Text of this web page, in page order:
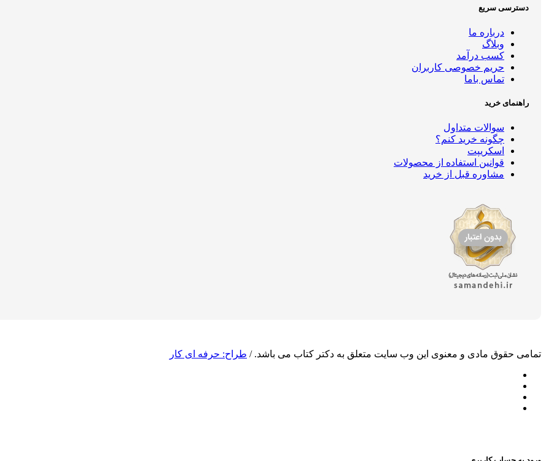
دسترسی سریع
درباره ما
وبلاگ
کسب درآمد
حریم خصوصی کاربران
تماس باما
راهنمای خرید
سوالات متداول
چگونه خرید کنم؟
اسکریپت
قوانین استفاده از محصولات
مشاوره قبل از خرید
تمامی حقوق مادی و معنوی این وب سایت متعلق به دکتر کتاب می باشد. / طراح: حرفه ای کار